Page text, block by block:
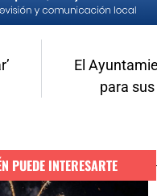
El
para
PUEDE INTERESARTE